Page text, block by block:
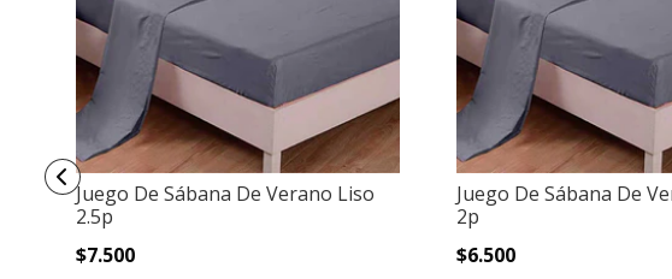
Juego De Sábana De Verano Liso
2.5p
$7.500
Juego De Sábana De
2p
$6.500